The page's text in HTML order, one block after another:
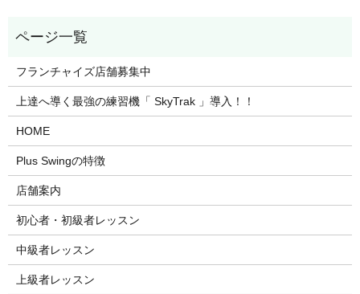
フランチャイズ店舗募集中
上達へ導く最強の練習機「 SkyTrak 」導入！！
HOME
Plus Swingの特徴
店舗案内
初心者・初級者レッスン
中級者レッスン
上級者レッスン